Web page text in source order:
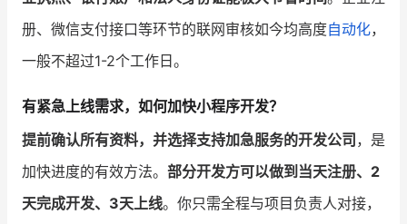
册、微信支付接口等环节的联网审核如今均高度自动化，
一般不超过1-2个工作日。
有紧急上线需求，如何加快小程序开发？
提前确认所有资料，并选择支持加急服务的开发公司，是
加快进度的有效方法。 部分开发方可以做到当天注册、2
天完成开发、3天上线。你只需全程与项目负责人对接，